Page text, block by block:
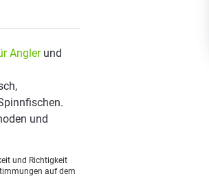
Anglerund
und
und Richtigkeit
auf dem